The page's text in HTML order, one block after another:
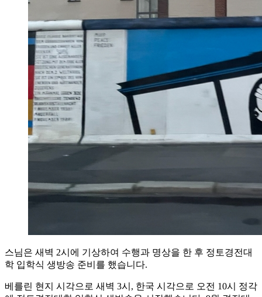
스님은 새벽 2시에 기상하여 수행과 명상을 한 후 정토경전대
학 입학식 생방송 준비를 했습니다.
베를린 현지 시각으로 새벽 3시, 한국 시각으로 오전 10시 정각